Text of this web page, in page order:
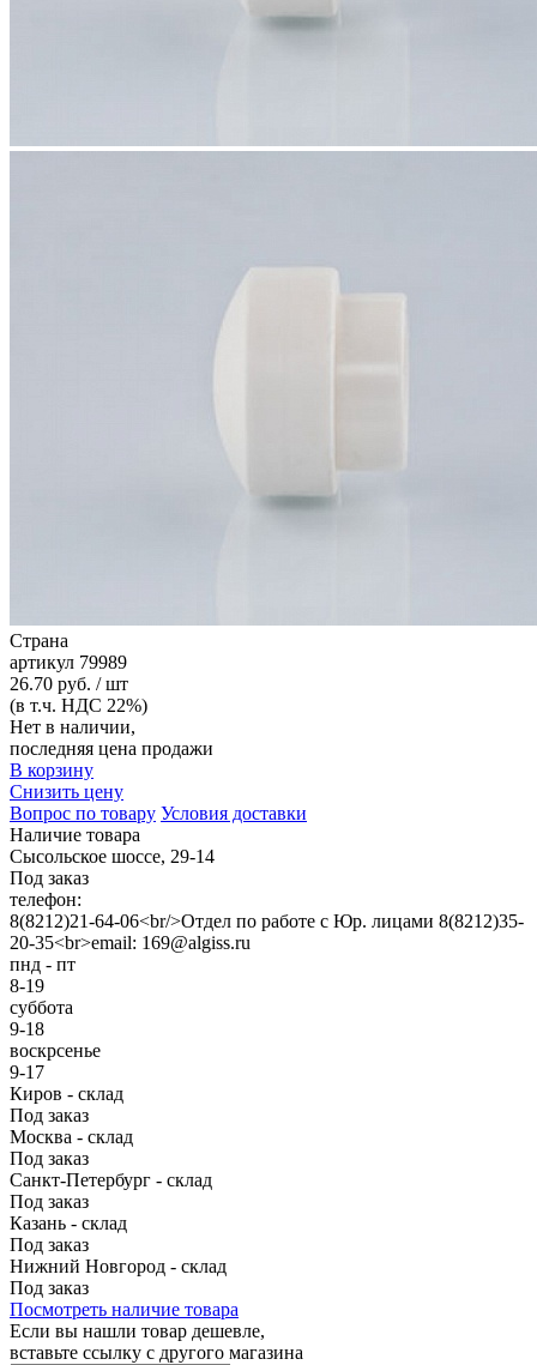
Страна
артикул 79989
26.70 руб. / шт
(в т.ч. НДС 22%)
Нет в наличии,
последняя цена продажи
В корзину
Снизить цену
Вопрос по товару Условия доставки
Наличие товара
Сысольское шоссе, 29-14
Под заказ
телефон:
8(8212)21-64-06<br/>Отдел по работе с Юр. лицами 8(8212)35-
20-35<br>email: 169@algiss.ru
пнд - пт
8-19
суббота
9-18
воскрсенье
9-17
Киров - склад
Под заказ
Москва - склад
Под заказ
Санкт-Петербург - склад
Под заказ
Казань - склад
Под заказ
Нижний Новгород - склад
Под заказ
Посмотреть наличие товара
Если вы нашли товар дешевле,
вставьте ссылку с другого магазина